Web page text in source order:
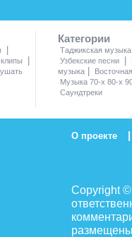
|
|
Категории
Таджикская музыка
Узбекские песни
|
музыка |
Музыка 70-х 80-х
Саундтреки
О проекте |
Copyright
размещены